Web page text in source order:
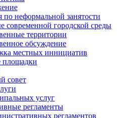
по неформальной занятости
современной городской среды
территории
обсуждение
местных иннициатив
площадки
совет
услуг
регламенты
регламентов